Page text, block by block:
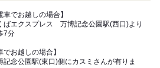
車でお越しの場合】
ばエクスプレス 万博記念公園駅(西口)より
7分
でお越しの場合】
記念公園駅(東口)側にカスミさんが有りま